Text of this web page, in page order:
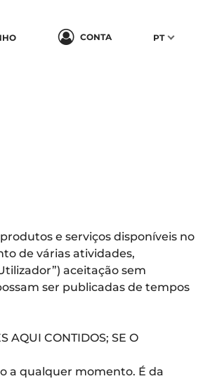
CONTA PT
e serviços disponíveis no
de várias atividades,
aceitação sem
ser publicadas de tempos
AQUI CONTIDOS; SE O
a qualquer momento. É da